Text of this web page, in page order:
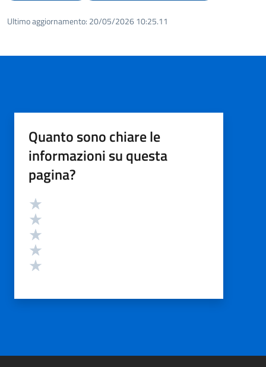
Ultimo aggiornamento: 20/05/2026 10:25.11
Quanto sono chiare le
informazioni su questa
pagina?
Valutazione